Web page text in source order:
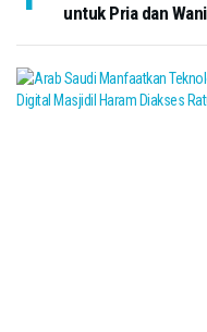
untuk Pria dan